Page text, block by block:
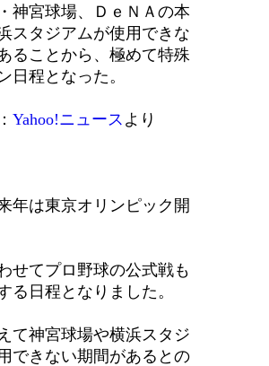
神宮球場、ＤｅＮＡの本
スタジアムが使用できな
ることから、極めて特殊
日程となった。
Yahoo!ニュース より
年は東京オリンピック開
せてプロ野球の公式戦も
る日程となりました。
て神宮球場や横浜スタジ
できない期間があるとの